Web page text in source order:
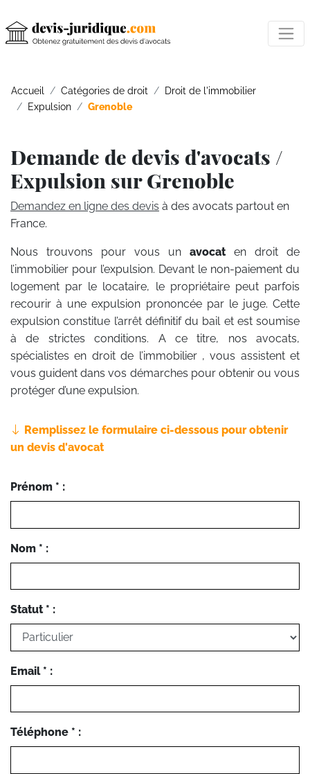
Accueil Catégories de droit
Droit de l'immobilier
Expulsion
Grenoble
Demande de devis d'avocats /
Expulsion sur Grenoble
Demandez en ligne des devis à des avocats partout en
France.
Nous trouvons pour vous un avocat en droit de
l’immobilier pour l’expulsion. Devant le non-paiement du
logement par le locataire, le propriétaire peut parfois
recourir à une expulsion prononcée par le juge. Cette
expulsion constitue l’arrêt définitif du bail et est soumise
à de strictes conditions. A ce titre, nos avocats,
spécialistes en droit de l’immobilier , vous assistent et
vous guident dans vos démarches pour obtenir ou vous
protéger d’une expulsion.
Remplissez le formulaire ci-dessous pour obtenir
un devis d'avocat
Prénom * :
Nom * :
Statut * :
Email * :
Téléphone * :